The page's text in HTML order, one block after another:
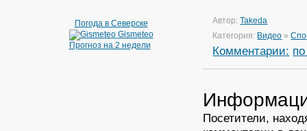
Погода в Северске
Gismeteo
Прогноз на 2 недели
Автор:Takeda
Категория: Видео »
Комментарии:
Посетители,